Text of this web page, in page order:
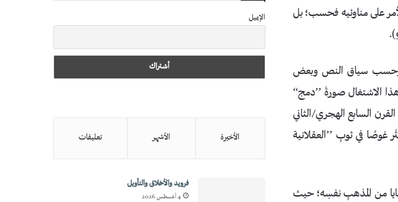
على مناوئيه فحسب؛ بل
وحسب سياق النص وبعض
الاشتغال صورةَ ’’دمج‘‘
السابع الهجري/الثاني
غوصًا في ثوبِ ’’العقلانية
من المذهبِ نفسِه؛ حيث
الإيميل
الأخيرة الأشهر تعليقات
فرويد والأخلاق والتأويل
4 أغسطس 2026